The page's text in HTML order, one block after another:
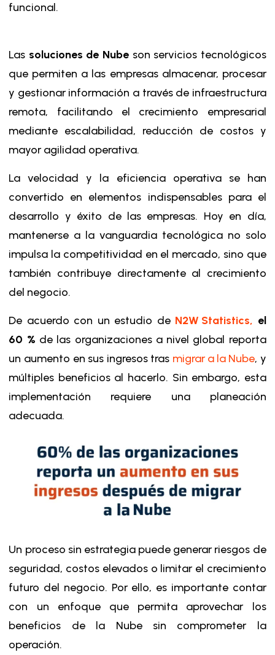
funcional.
Las soluciones de Nube son servicios tecnológicos
que permiten a las empresas almacenar, procesar
y gestionar información a través de infraestructura
remota, facilitando el crecimiento empresarial
mediante escalabilidad, reducción de costos y
mayor agilidad operativa.
La velocidad y la eficiencia operativa se han
convertido en elementos indispensables para el
desarrollo y éxito de las empresas. Hoy en día,
mantenerse a la vanguardia tecnológica no solo
impulsa la competitividad en el mercado, sino que
también contribuye directamente al crecimiento
del negocio.
De acuerdo con un estudio de N2W Statistics, el
60 % de las organizaciones a nivel global reporta
un aumento en sus ingresos tras migrar a la Nube, y
múltiples beneficios al hacerlo. Sin embargo, esta
implementación requiere una planeación
adecuada.
Un proceso sin estrategia puede generar riesgos de
seguridad, costos elevados o limitar el crecimiento
futuro del negocio. Por ello, es importante contar
con un enfoque que permita aprovechar los
beneficios de la Nube sin comprometer la
operación.